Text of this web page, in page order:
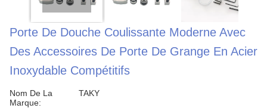
Porte De Douche Coulissante Moderne Avec
Des Accessoires De Porte De Grange En Acier
Inoxydable Compétitifs
Nom De La
Marque:
TAKY